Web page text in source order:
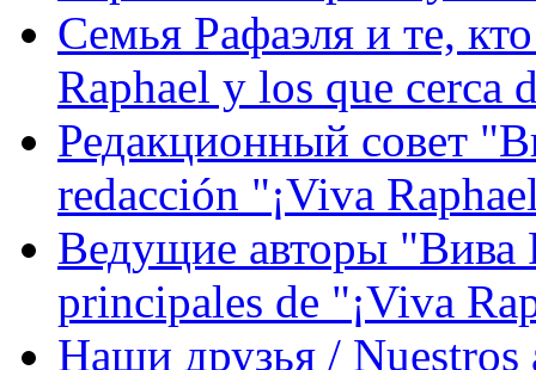
Семья Рафаэля и те,
Raphael y los que cerca
Редакционный совет
redacción "¡Viva
Ведущие авторы "Вива
principales de "¡Viva
Наши друзья / Nuestros